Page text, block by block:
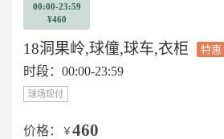
00:00-23:59
¥460
18洞果岭,球僮,球车,衣柜 特惠
时段：00:00-23:59
球场现付
价格： ￥460